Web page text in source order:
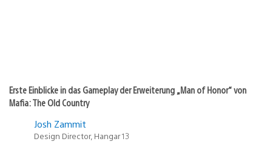
Erste Einblicke in das Gameplay der Erweiterung „Man of Honor“ von
Mafia: The Old Country
Josh Zammit
Design Director, Hangar 13